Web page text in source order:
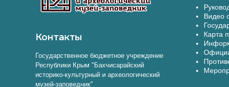
Контакты
Государственное бюджетное учреждение
Республики Крым "Бахчисарайский
историко-культурный и археологический
музей-заповедник"
Видео
Карта